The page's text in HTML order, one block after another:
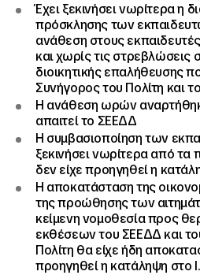
Έχει ξεκινήσει νωρίτερα η
πρόσκλησης των
ανάθεση στους
και χωρίς τις στρεβλώσεις
διοικητικής επαλήθευσης
Συνήγορος του Πολίτη και
Η ανάθεση ωρών
απαιτεί το ΣΕΕΔΔ
Η συμβασιοποίηση των
ξεκινήσει νωρίτερα από
δεν είχε προηγηθεί η
Η αποκατάσταση της
της προώθησης των
κείμενη νομοθεσία προς
εκθέσεων του ΣΕΕΔΔ και
Πολίτη θα είχε ήδη
προηγηθεί η κατάληψη στο